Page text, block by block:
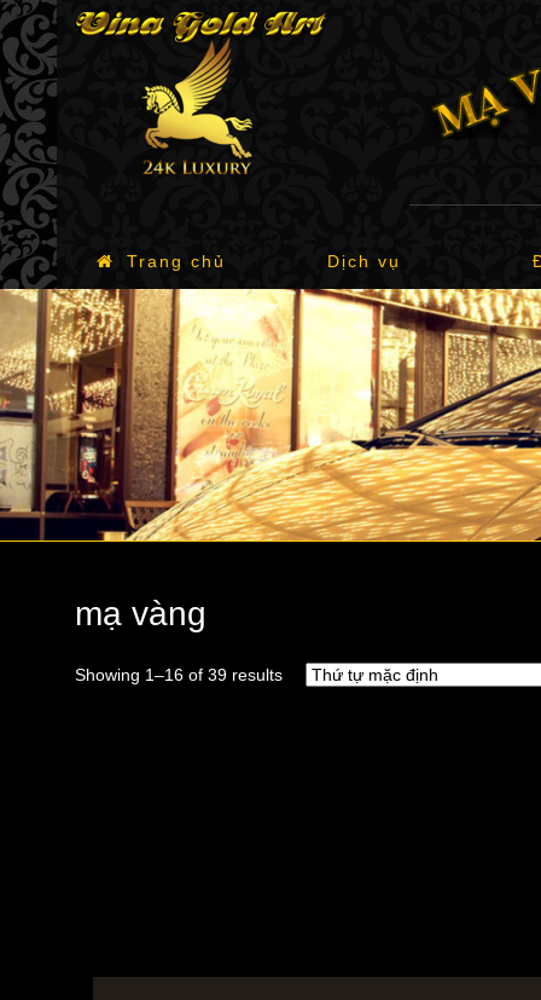
Trang chủ Dịch vụ
mạ vàng
Showing 1–16 of 39 results